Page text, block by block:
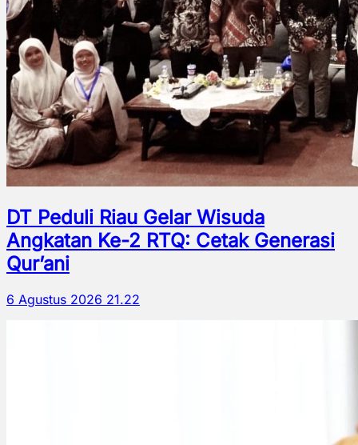
DT Peduli Riau Gelar Wisuda
Angkatan Ke-2 RTQ: Cetak Generasi
Qur’ani
6 Agustus 2026 21.22